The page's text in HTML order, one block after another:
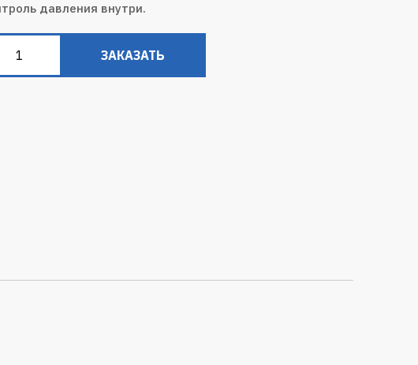
давления внутри.
ЗАКАЗАТЬ